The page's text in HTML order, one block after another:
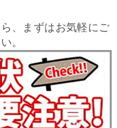
、まずはお気軽にご
。